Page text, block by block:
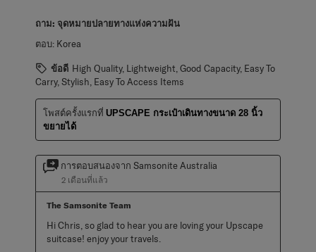
ถาม: จุดหมายปลายทางแห่งความฝัน
ตอบ: Korea
ข้อดี High Quality, Lightweight, Good Capacity, Easy To
Carry, Stylish, Easy To Access Items
โพสต์ครั้งแรกที่ UPSCAPE กระเป๋าเดินทางขนาด 28 นิ้ว
ขยายได้
การตอบสนองจาก Samsonite Australia
2 เดือนที่แล้ว
The Samsonite Team
Hi Chris, so glad to hear you are loving your Upscape
suitcase! enjoy your travels.